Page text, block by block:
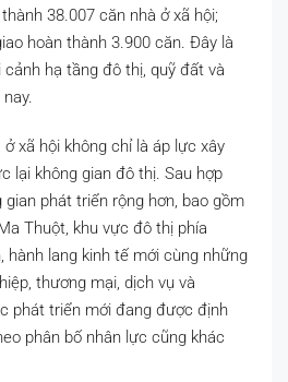
38.007 căn nhà ở xã hội;
hoàn thành 3.900 căn. Đây là
hạ tầng đô thị, quỹ đất và
xã hội không chỉ là áp lực xây
lại không gian đô thị. Sau hợp
phát triển rộng hơn, bao gồm
Thuột, khu vực đô thị phía
hành lang kinh tế mới cùng những
thương mại, dịch vụ và
phát triển mới đang được định
phân bố nhân lực cũng khác